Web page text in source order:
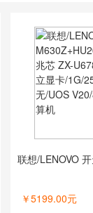
￥5199.00元